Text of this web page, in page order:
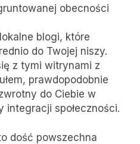
obecności
blogi, które
do Twojej niszy.
z tymi witrynami z
prawdopodobnie
do Ciebie w
integracji społeczności.
dość powszechna